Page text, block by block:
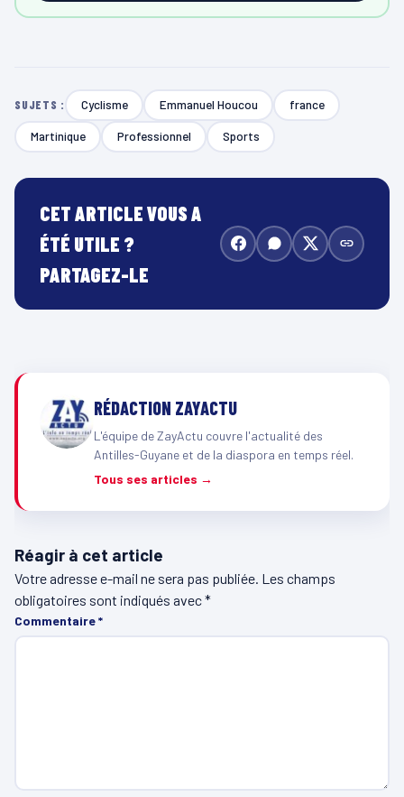
SUJETS : Cyclisme Emmanuel Houcou france
Martinique Professionnel Sports
CET ARTICLE VOUS A
ÉTÉ UTILE ?
PARTAGEZ-LE
RÉDACTION ZAYACTU
L'équipe de ZayActu couvre l'actualité des
Antilles-Guyane et de la diaspora en temps réel.
Tous ses articles →
Réagir à cet article
Votre adresse e-mail ne sera pas publiée. Les champs
obligatoires sont indiqués avec*
Commentaire*